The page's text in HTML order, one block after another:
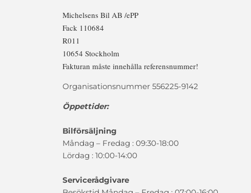
Michelsens Bil AB /ePP
Fack 110684
R011
10654 Stockholm
Fakturan måste innehålla referensnummer!
Organisationsnummer 556225-9142
Öppettider:
Bilförsäljning
Måndag – Fredag : 09:30-18:00
Lördag : 10:00-14:00
Servicerådgivare